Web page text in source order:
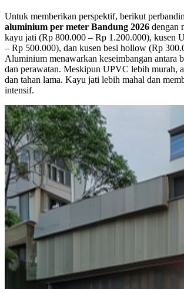
Untuk memberikan perspektif, berikut
aluminium per meter Bandung 2026 dengan
kayu jati (Rp 800.000 – Rp 1.200.000), kusen
– Rp 500.000), dan kusen besi hollow (Rp
Aluminium menawarkan keseimbangan antara
dan perawatan. Meskipun UPVC lebih murah,
dan tahan lama. Kayu jati lebih mahal dan
intensif.